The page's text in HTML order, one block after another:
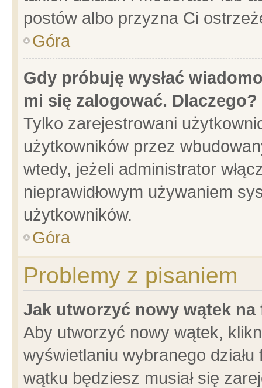
postów albo przyzna Ci
Góra
Gdy próbuję wysłać
mi się zalogować. Dlaczego?
Tylko zarejestrowani
użytkowników przez
wtedy, jeżeli administrator
nieprawidłowym używaniem
użytkowników.
Góra
Problemy z pisaniem
Jak utworzyć nowy wątek na
Aby utworzyć nowy wątek,
wyświetlaniu wybranego
wątku będziesz musiał się